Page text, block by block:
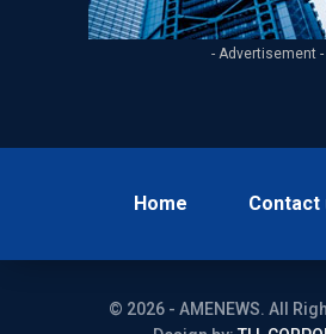
- Advertisement -
Home Contact
© 2026 - AMENEWS. All